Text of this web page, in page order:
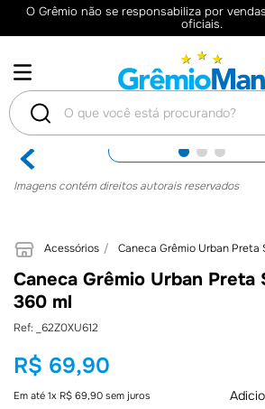
O Grêmio não se responsabiliza por
oficiais.
O que você está procurando?
Imagens contém direitos autorais reservados
Acessórios Caneca Grêmio Urban Preta
Caneca Grêmio Urban Preta
360 ml
: _62Z0XU612
R$ 69,90
Em até 1x R$ 69,90 sem juros